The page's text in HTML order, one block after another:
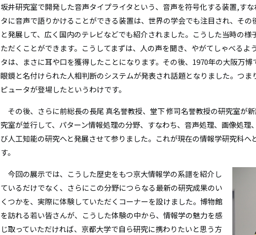
坂井研究室で開発した音声タイプライタという、音声を符号化する装置,す
タに音声で語りかけることができる装置は、世界の学会でも注目され、その
と発展して、広く国内のテレビなどでも紹介されました。こうした当時の様
ただくことができます。こうしてまずは、人の声を聞き、やがてしゃべるよ
タは、まさに耳や口を獲得したことになります。その後、1970年の大阪万博
眼鏡と名付けられた人相判断のシステムが発表され話題となりました。つま
ピュータが登場したというわけです。
その後、さらに前総長の長尾 真名誉教授、堂下 修司名誉教授の研究室が
究室が並行して、パターン情報処理の分野、すなわち、音声処理、画像処理
び人工知能の研究へと発展させて参りました。これが現在の情報学研究科へ
す。
今回の展示では、こうした歴史をもつ京大情報学の系譜を紹介し
ているだけでなく、さらにこの分野につらなる最新の研究成果のい
くつかを、実際に体験していただくコーナーを設けました。博物館
を訪れる若い皆さんが、こうした体験の中から、情報学の魅力を感
じ取っていただければ、京都大学で自ら研究に携わりたいと思う方